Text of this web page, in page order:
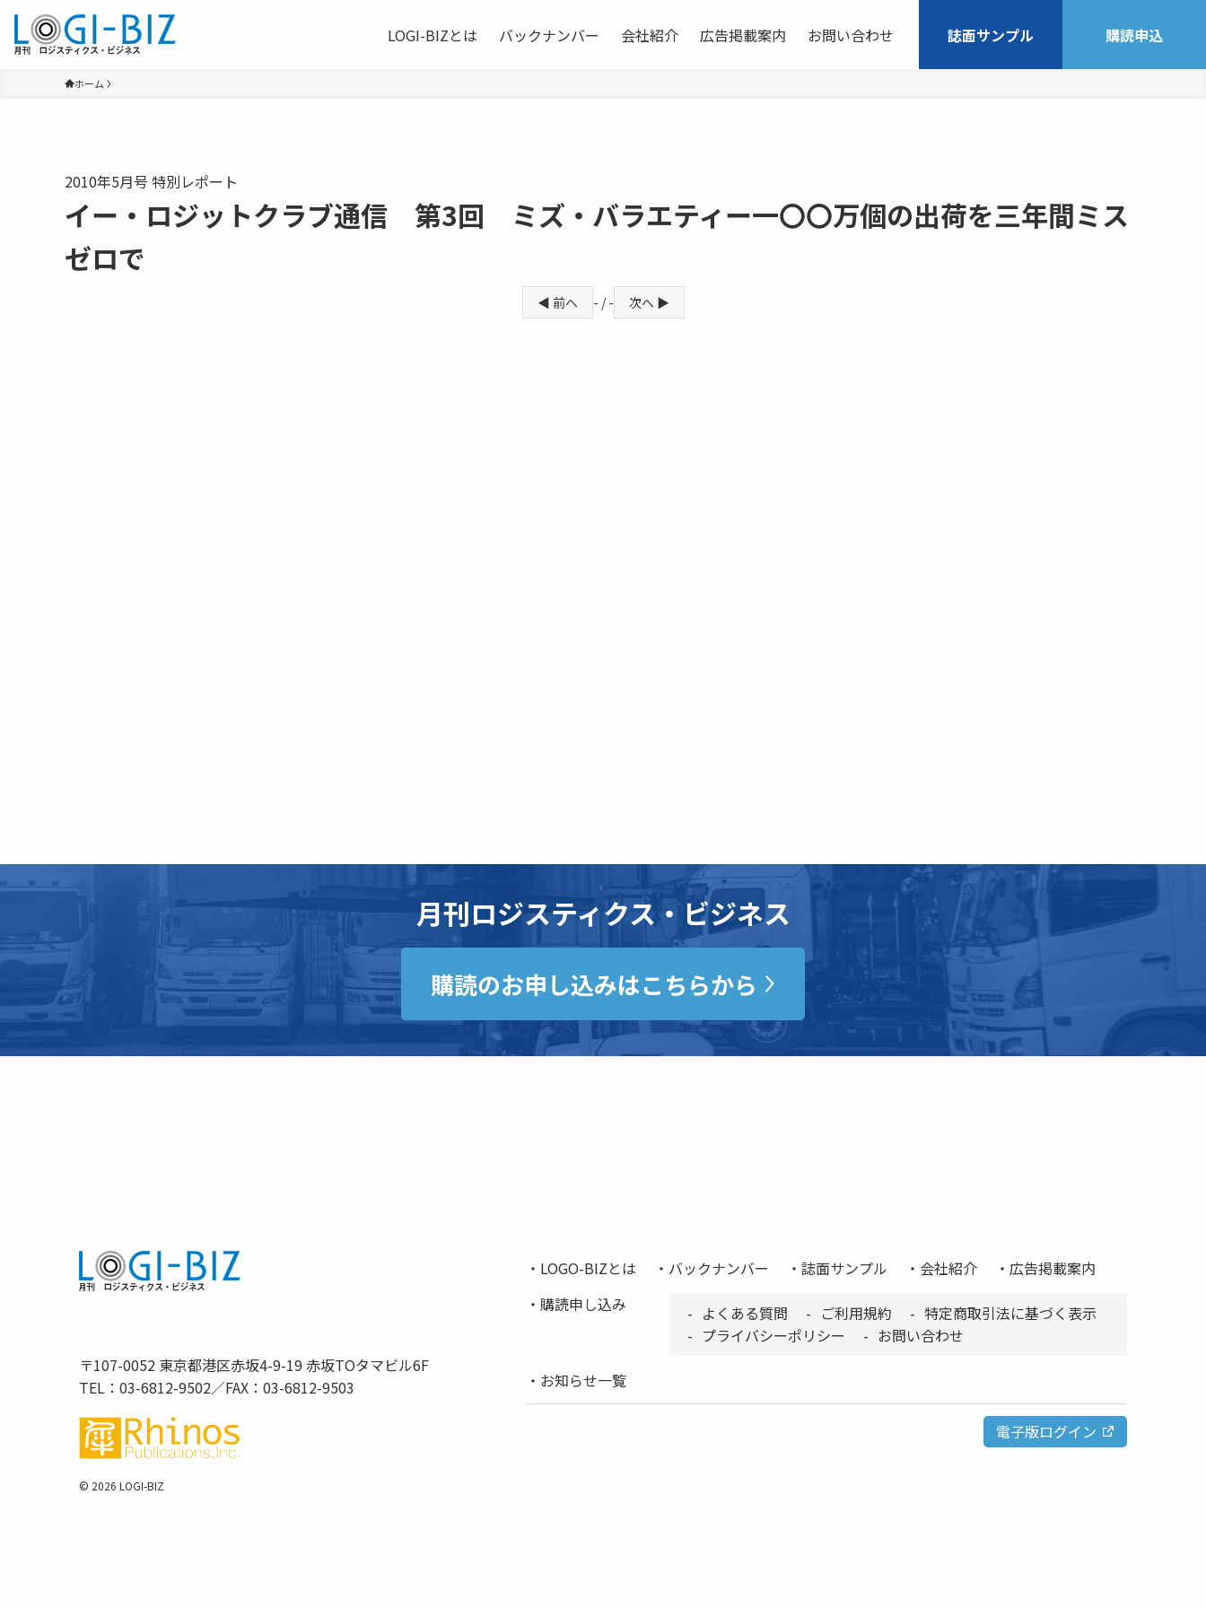
LOGI-BIZとは バックナンバー 会社紹介 広告掲載案内 お問い合わせ 誌面サンプル 購読申込
ホーム
2010年5月号 特別レポート
イー・ロジットクラブ通信 第3回 ミズ・バラエティー一〇〇万個の出荷を三年間ミス
ゼロで
◀ 前へ - / - 次へ ▶
月刊ロジスティクス・ビジネス
購読のお申し込みはこちらから
〒107-0052 東京都港区赤坂4-9-19 赤坂TOタマビル6F
TEL：03-6812-9502／FAX：03-6812-9503
© 2026 LOGI-BIZ
LOGO-BIZとは バックナンバー 誌面サンプル 会社紹介
広告掲載案内
購読申し込み
よくある質問 ご利用規約
特定商取引法に基づく表示
プライバシーポリシー
お問い合わせ
お知らせ一覧
電子版ログイン